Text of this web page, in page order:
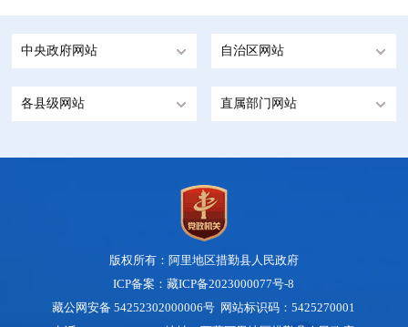
中央政府网站 自治区网站
各县级网站 直属部门网站
版权所有：阿里地区措勤县人民政府
ICP备案：藏ICP备2023000077号-8
藏公网安备 54252302000006号 网站标识码：5425270001